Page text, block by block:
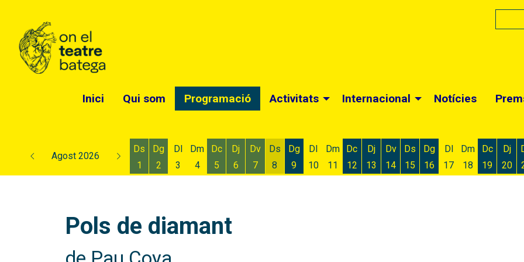
Inici Qui som Programació Activitats Internacional Notícies
Agost 2026
Ds
1
Dg
2
Dl
3
Dm
4
Dc
5
Dj
6
Dv
7
Ds
8
Dg
9
Dl
10
Dm
11
Dc
12
Dj
13
Dv
14
Ds
15
Dg
16
Dl
17
Dm
18
Dc
19
Dj
20
Pols de diamant